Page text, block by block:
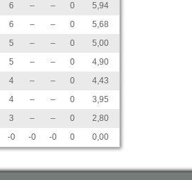
6 – – 0
5,94
6 – – 0
5,68
5 – – 0
5,00
5 – – 0
4,90
4 – – 0
4,43
4 – – 0
3,95
3 – – 0
2,80
-0 -0 -0 0 0,00